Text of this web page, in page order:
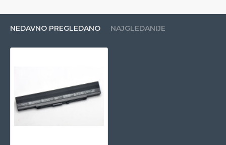
NEDAVNO PREGLEDANO NAJGLEDANIJE